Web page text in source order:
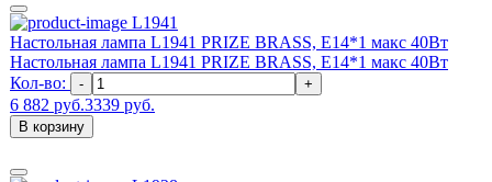
L1941
Настольная лампа L1941 PRIZE BRASS, E14*1 макс 40Вт
Настольная лампа L1941 PRIZE BRASS, E14*1 макс 40Вт
Кол-во:
- +
6 882 руб.3339 руб.
В корзину